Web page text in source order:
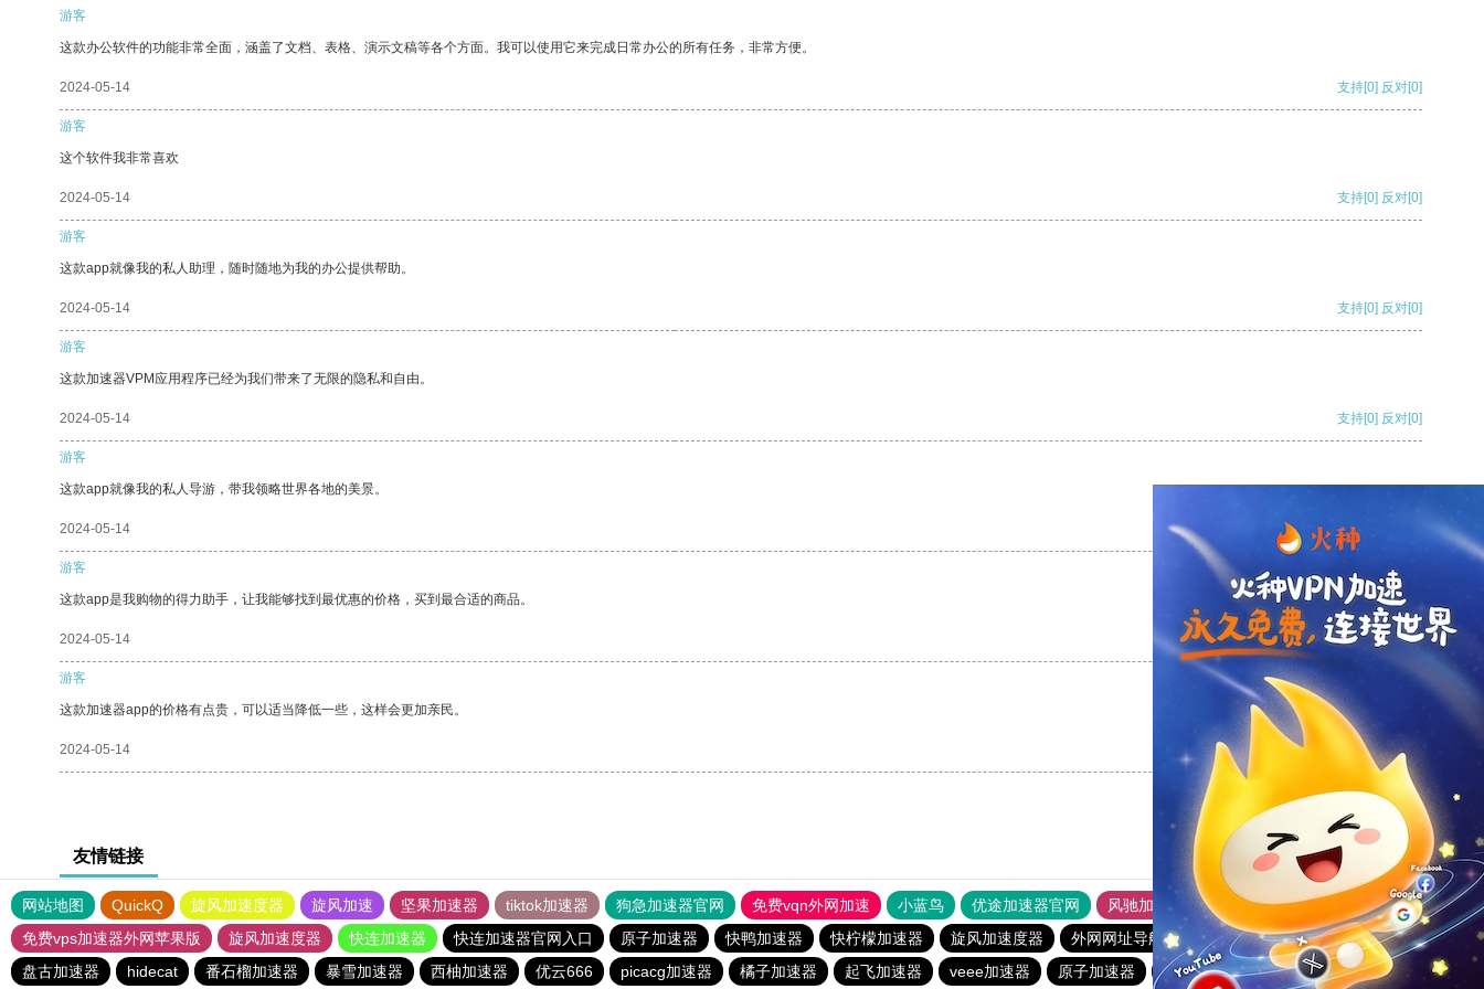
游客
这款办公软件的功能非常全面，涵盖了文档、表格、演示文稿等各个方面。我可以使用它来完成日常办公的所有任务，非常方便。
2024-05-14 支持[0] 反对[0]
游客
这个软件我非常喜欢
2024-05-14 支持[0] 反对[0]
游客
这款app就像我的私人助理，随时随地为我的办公提供帮助。
2024-05-14 支持[0] 反对[0]
游客
这款加速器VPM应用程序已经为我们带来了无限的隐私和自由。
2024-05-14 支持[0] 反对[0]
游客
这款app就像我的私人导游，带我领略世界各地的美景。
2024-05-14 支持
游客
这款app是我购物的得力助手，让我能够找到最优惠的价格，买到最合适的商品。
2024-05-14 支持[0] 反对[0]
游客
这款加速器app的价格有点贵，可以适当降低一些，这样会更加亲民。
2024-05-14 支持[0] 反对[0]
友情链接
网站地图 QuickQ 旋风加速度器 旋风加速 坚果加速器 tiktok加速器 狗急加速器官网 免费vqn外网加速 小蓝鸟 优途加速器官网 风驰加速器
旋风加速器
免费vps加速器外网苹果版
旋风加速度器 快连加速器 快连加速器官网入口 原子加速器 快鸭加速器 快柠檬加速器 旋风加速度器 外网网址导航 软件中心
蚂蚁加速器
盘古加速器
hidecat 番石榴加速器 暴雪加速器 西柚加速器 优云666 picacg加速器 橘子加速器 起飞加速器 veee加速器 原子加速器 小猫咪crash加速器 点点加速器